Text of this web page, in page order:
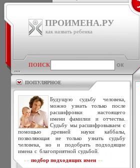
ПРОИМЕНА.РУ
как назвать ребенка
ПОИСК
ПОПУЛЯРНОЕ
Будущую судьбу человека,
можно узнать только после
расшифровки настоящего
имени фамилии и отчества.
Судьбу мы расшифровываем с
помощью древней науки каббалы,
позволяющая не только узнать судьбу
человека, но и подобрать подходящие
имена с благоприятной судьбой.
>> подбор подходящих имен <<